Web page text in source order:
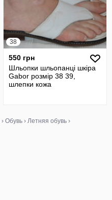
38
550 грн
Шльопки шльопанці шкіра
Gabor розмір 38 39,
шлепки кожа
› Обувь › Летняя обувь ›